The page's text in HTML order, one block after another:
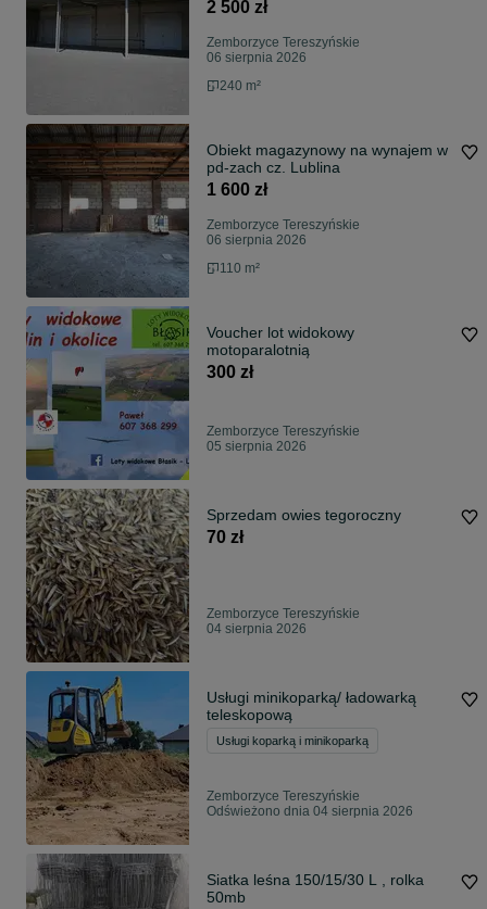
2 500 zł
Zemborzyce Tereszyńskie
06 sierpnia 2026
240 m²
Obiekt magazynowy na wynajem w
pd-zach cz. Lublina
1 600 zł
Zemborzyce Tereszyńskie
06 sierpnia 2026
110 m²
Voucher lot widokowy
motoparalotnią
300 zł
Zemborzyce Tereszyńskie
05 sierpnia 2026
Sprzedam owies tegoroczny
70 zł
Zemborzyce Tereszyńskie
04 sierpnia 2026
Usługi minikoparką/ ładowarką
teleskopową
Usługi koparką i minikoparką
Zemborzyce Tereszyńskie
Odświeżono dnia 04 sierpnia 2026
Siatka leśna 150/15/30 L , rolka
50mb